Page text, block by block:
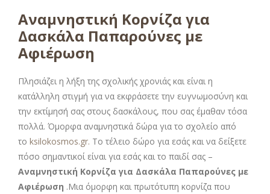
Αναμνηστική Κορνίζα για
Δασκάλα Παπαρούνες με
Αφιέρωση
Πλησιάζει η λήξη της σχολικής χρονιάς και είναι η
κατάλληλη στιγμή για να εκφράσετε την ευγνωμοσύνη και
την εκτίμησή σας στους δασκάλους, που σας έμαθαν τόσα
πολλά. Όμορφα αναμνηστικά δώρα για το σχολείο από
το ksilokosmos.gr. Το τέλειο δώρο για εσάς και να δείξετε
πόσο σημαντικοί είναι για εσάς και το παιδί σας –
Αναμνηστική Κορνίζα για Δασκάλα Παπαρούνες με
Αφιέρωση .Μια όμορφη και πρωτότυπη κορνίζα που